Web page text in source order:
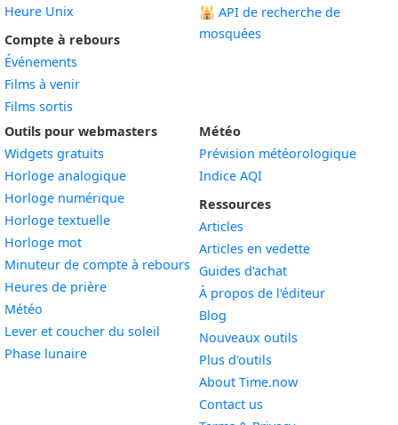
Heure Unix
Compte à rebours
Événements
Films à venir
Films sortis
🕌 API de recherche de
mosquées
Outils pour webmasters
Widgets gratuits
Horloge analogiqueWidget
Horloge numériqueWidget
Horloge textuelleWidget
Horloge motWidget
Minuteur de compte à rebours Widget
Heures de prièreWidget
Météo
Lever et coucher du soleil
Phase lunaireWidget
Météo
Prévision météorologique
Indice AQI
Ressources
Articles
Articles en vedette
Guides d'achat
À propos de l'éditeur
Blog
Nouveaux outils
Plus d'outils
About Time.now
Contact us